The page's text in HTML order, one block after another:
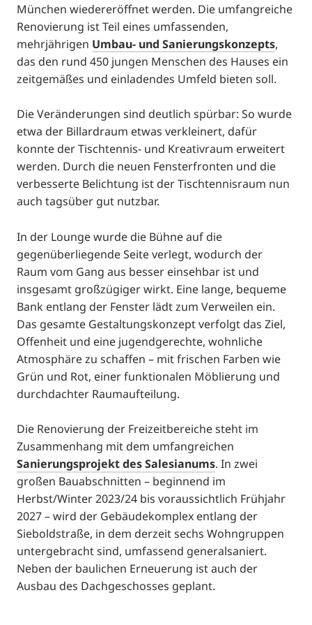
München wiedereröffnet werden. Die umfangreiche
Renovierung ist Teil eines umfassenden,
mehrjährigen Umbau- und Sanierungskonzepts,
das den rund 450 jungen Menschen des Hauses ein
zeitgemäßes und einladendes Umfeld bieten soll.
Die Veränderungen sind deutlich spürbar: So wurde
etwa der Billardraum etwas verkleinert, dafür
konnte der Tischtennis- und Kreativraum erweitert
werden. Durch die neuen Fensterfronten und die
verbesserte Belichtung ist der Tischtennisraum nun
auch tagsüber gut nutzbar.
In der Lounge wurde die Bühne auf die
gegenüberliegende Seite verlegt, wodurch der
Raum vom Gang aus besser einsehbar ist und
insgesamt großzügiger wirkt. Eine lange, bequeme
Bank entlang der Fenster lädt zum Verweilen ein.
Das gesamte Gestaltungskonzept verfolgt das Ziel,
Offenheit und eine jugendgerechte, wohnliche
Atmosphäre zu schaffen – mit frischen Farben wie
Grün und Rot, einer funktionalen Möblierung und
durchdachter Raumaufteilung.
Die Renovierung der Freizeitbereiche steht im
Zusammenhang mit dem umfangreichen
Sanierungsprojekt des Salesianums. In zwei
großen Bauabschnitten – beginnend im
Herbst/Winter 2023/24 bis voraussichtlich Frühjahr
2027 – wird der Gebäudekomplex entlang der
Sieboldstraße, in dem derzeit sechs Wohngruppen
untergebracht sind, umfassend generalsaniert.
Neben der baulichen Erneuerung ist auch der
Ausbau des Dachgeschosses geplant.